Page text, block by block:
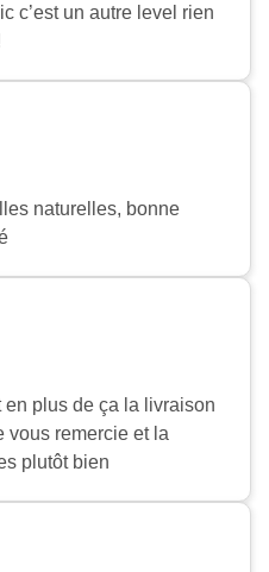
c’est un autre level rien
naturelles, bonne
plus de ça la livraison
vous remercie et la
plutôt bien